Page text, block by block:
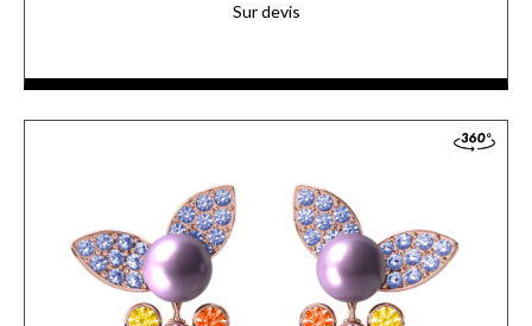
Sur devis
Sur une tige en or jaune s’articulent des perles délicates et
teintes fleuries et fruitées.
COMMANDER